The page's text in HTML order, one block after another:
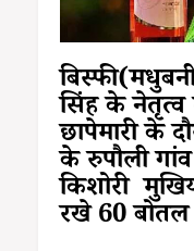
सिंह के
छापेमारी के
के रुपौली
किशोरी
रखे 60 बोतल